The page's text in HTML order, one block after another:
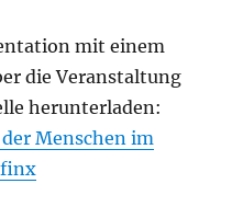
mit einem
die Veranstaltung
herunterladen:
Menschen im